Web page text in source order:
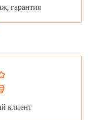
гарантия
клиент